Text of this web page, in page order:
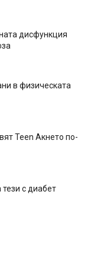
дисфункция
в физическата
Teen Акнето по-
с диабет